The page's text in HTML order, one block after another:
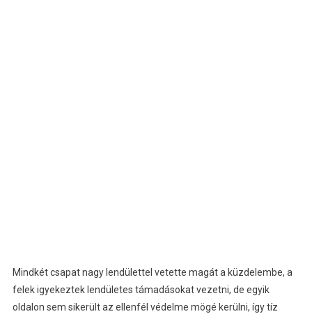
Mindkét csapat nagy lendülettel vetette magát a küzdelembe, a
felek igyekeztek lendületes támadásokat vezetni, de egyik
oldalon sem sikerült az ellenfél védelme mögé kerülni, így tíz